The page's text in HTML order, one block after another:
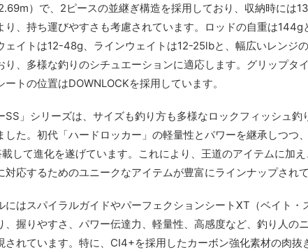
）で、2ピースの並継ぎ構造を採用しており、収納時には
り、持ち運びやすさも考慮されています。ロッドの自重は144g
ェイトは12-48g、ラインウェイトは12-25lbと、幅広いレンジ
り、多様な釣りのシチュエーションに適応します。グリップタ
ートの位置はDOWNLOCKを採用しています。
SS」シリーズは、サイズも釣り方も多様なロックフィッシュ釣
した。初代「ハードロッカー」の軽量性とパワーを継承しつつ
して進化を遂げています。これにより、王道のアイテムに加
対応するためのユニークなアイテムが豊富にラインナップされて
にはスパイラルガイドやパーフェクションシートXT（ベイト・
、握りやすさ、パワー伝達力、軽量性、高感度など、釣り人の
されています。特に、CI4+を採用したカーボン強化素材の肉抜